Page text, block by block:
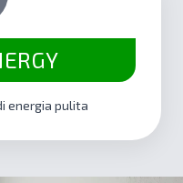
energia pulita